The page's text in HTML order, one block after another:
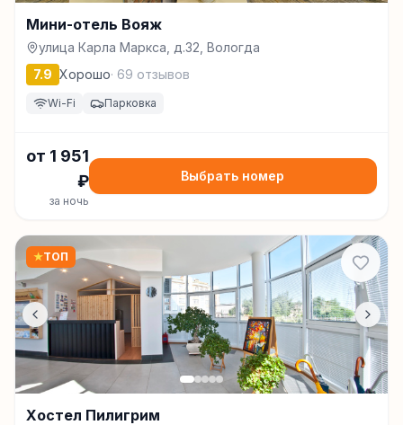
Мини-отель Вояж
улица Карла Маркса, д.32, Вологда
7.9 Хорошо· 69 отзывов
Wi-Fi Парковка
от 1 951
₽
за ночь
Выбрать номер
★ТОП
Хостел Пилигрим